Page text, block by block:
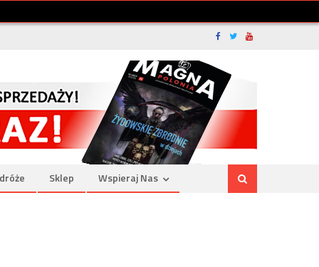
Sklep Wspieraj Nas